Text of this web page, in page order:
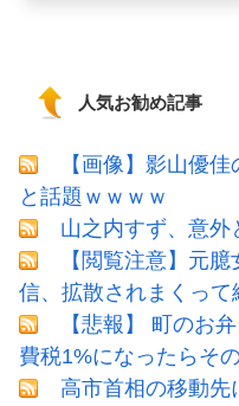
人気お勧め記事
【画像】影山優
と話題ｗｗｗｗ
山之内すず、意外
【閲覧注意】元
信、拡散されまくって
【悲報】 町のお
費税1%になったらそ
高市首相の移動先